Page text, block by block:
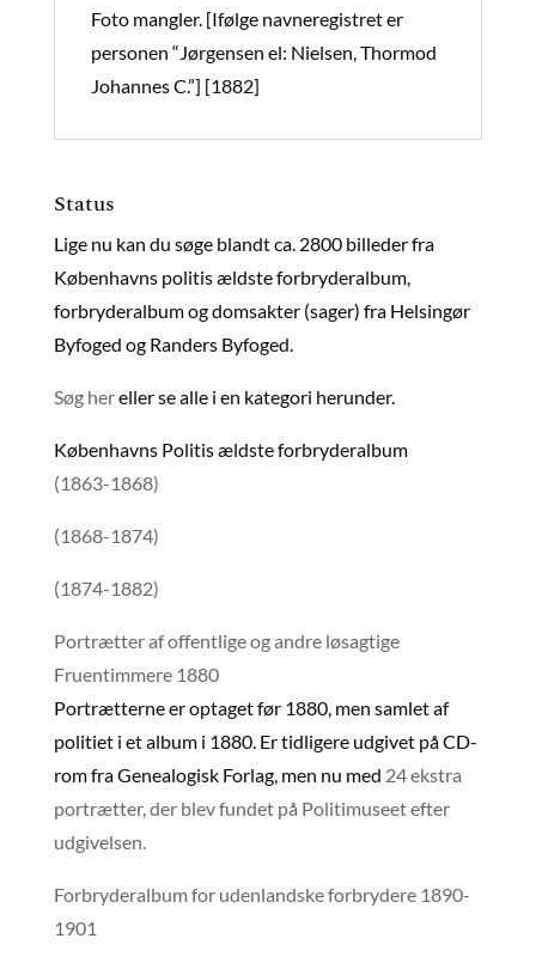
Foto mangler. [Ifølge navneregistret er
personen “Jørgensen el: Nielsen, Thormod
Johannes C.”] [1882]
Status
Lige nu kan du søge blandt ca. 2800 billeder fra
Københavns politis ældste forbryderalbum,
forbryderalbum og domsakter (sager) fra Helsingør
Byfoged og Randers Byfoged.
Søg hereller se alle i en kategori herunder.
Københavns Politis ældste forbryderalbum
(1863-1868)
(1868-1874)
(1874-1882)
Portrætter af offentlige og andre løsagtige
Fruentimmere 1880
Portrætterne er optaget før 1880, men samlet af
politiet i et album i 1880. Er tidligere udgivet på CD-
rom fra Genealogisk Forlag, men nu med 24 ekstra
portrætter, der blev fundet på Politimuseet efter
udgivelsen.
Forbryderalbum for udenlandske forbrydere 1890-
1901